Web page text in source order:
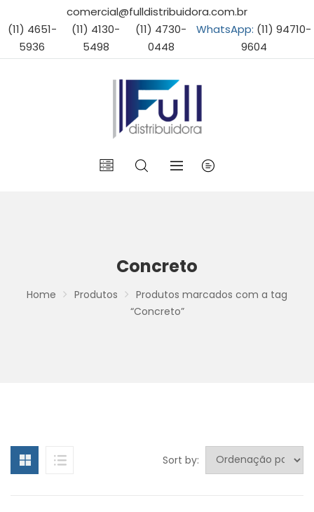
comercial@fulldistribuidora.com.br
(11) 4651-
5936
(11) 4130-
5498
(11) 4730-
0448
WhatsApp: (11) 94710-
9604
Concreto
Home Produtos
Produtos marcados com a tag
“Concreto”
Sort by: